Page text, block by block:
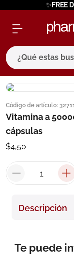
✨FREE
¿Qué estas
Código de artículo:
Vitamina a
cápsulas
$4,50
Descripción
Te puede
términos
1. eucerin
cerave
7. isdin
9 megacistin